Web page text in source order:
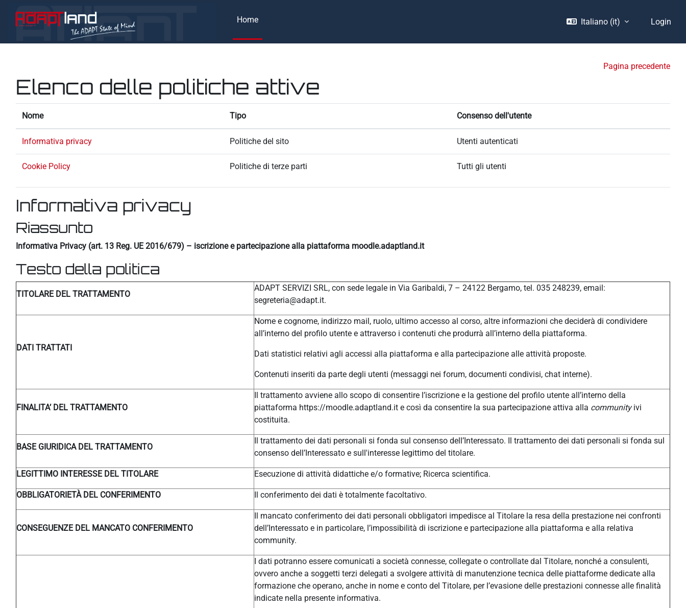
Home Italiano ‎(it)‎ Login
Pagina precedente
Elenco delle politiche attive
Nome Tipo Consenso dell'utente
Informativa privacy Politiche del sito Utenti autenticati
Cookie Policy Politiche di terze parti Tutti gli utenti
Informativa privacy
Riassunto
Informativa Privacy (art. 13 Reg. UE 2016/679) – iscrizione e partecipazione alla piattaforma moodle.adaptland.it
Testo della politica
TITOLARE DEL TRATTAMENTO
ADAPT SERVIZI SRL, con sede legale in Via Garibaldi, 7 – 24122 Bergamo, tel. 035 248239, email:
segreteria@adapt.it.
DATI TRATTATI
Nome e cognome, indirizzo mail, ruolo, ultimo accesso al corso, altre informazioni che deciderà di condividere
all’interno del profilo utente e attraverso i contenuti che produrrà all’interno della piattaforma.
Dati statistici relativi agli accessi alla piattaforma e alla partecipazione alle attività proposte.
Contenuti inseriti da parte degli utenti (messaggi nei forum, documenti condivisi, chat interne).
FINALITA’ DEL TRATTAMENTO
Il trattamento avviene allo scopo di consentire l’iscrizione e la gestione del profilo utente all’interno della
piattaforma https://moodle.adaptland.it e così da consentire la sua partecipazione attiva alla communityivi
costituita.
BASE GIURIDICA DEL TRATTAMENTO
Il trattamento dei dati personali si fonda sul consenso dell’Interessato. Il trattamento dei dati personali si fonda sul
consenso dell’Interessato e sull'interesse legittimo del titolare.
LEGITTIMO INTERESSE DEL TITOLARE Esecuzione di attività didattiche e/o formative; Ricerca scientifica.
OBBLIGATORIETÀ DEL CONFERIMENTO Il conferimento dei dati è totalmente facoltativo.
CONSEGUENZE DEL MANCATO CONFERIMENTO
Il mancato conferimento dei dati personali obbligatori impedisce al Titolare la resa della prestazione nei confronti
dell’Interessato e in particolare, l’impossibilità di iscrizione e partecipazione alla piattaforma e alla relativa
community.
I dati potranno essere comunicati a società connesse, collegate o controllate dal Titolare, nonché a consulenti,
ovvero anche a soggetti terzi delegati a svolgere attività di manutenzione tecnica delle piattaforme dedicate alla
formazione che operano, anche in nome e conto del Titolare, per l’evasione delle prestazioni connesse alle finalità
indicate nella presente informativa.